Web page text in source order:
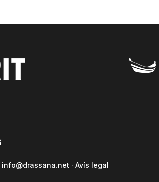
info@drassana.net · Avís legal